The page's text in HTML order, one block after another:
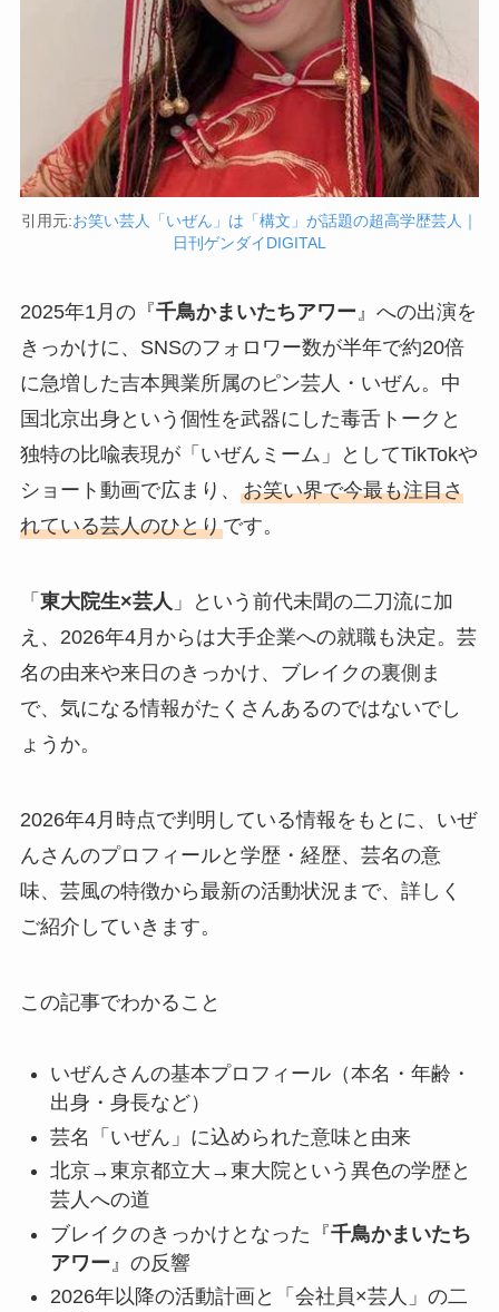
引用元:お笑い芸人「いぜん」は「構文」が話題の超高学歴芸人｜
日刊ゲンダイDIGITAL
2025年1月の『千鳥かまいたちアワー』への出演を
きっかけに、SNSのフォロワー数が半年で約20倍
に急増した吉本興業所属のピン芸人・いぜん。中
国北京出身という個性を武器にした毒舌トークと
独特の比喩表現が「いぜんミーム」としてTikTokや
ショート動画で広まり、 お笑い界で今最も注目さ
れている芸人のひとりです。
「 東大院生×芸人 」という前代未聞の二刀流に加
え、2026年4月からは大手企業への就職も決定。芸
名の由来や来日のきっかけ、ブレイクの裏側ま
で、気になる情報がたくさんあるのではないでし
ょうか。
2026年4月時点で判明している情報をもとに、いぜ
んさんのプロフィールと学歴・経歴、芸名の意
味、芸風の特徴から最新の活動状況まで、詳しく
ご紹介していきます。
この記事でわかること
いぜんさんの基本プロフィール（本名・年齢・
出身・身長など）
芸名「いぜん」に込められた意味と由来
北京→東京都立大→東大院という異色の学歴と
芸人への道
ブレイクのきっかけとなった『千鳥かまいたち
アワー 』の反響
2026年以降の活動計画と「会社員×芸人」の二